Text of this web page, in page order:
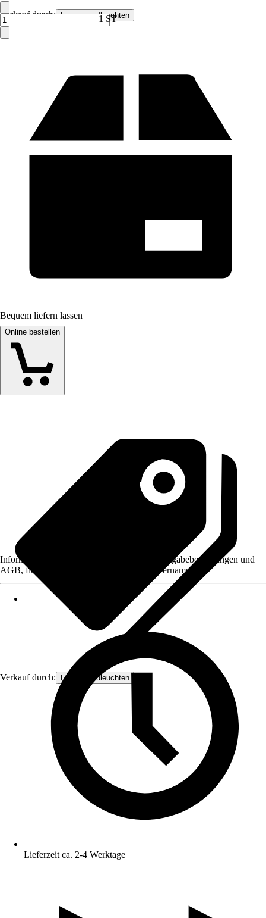
Verkauf durch: Lampenundleuchten
1 ST
Bequem liefern lassen
Online bestellen
Verkauf durch: Lampenundleuchten
Informationen des Verkäufers, wie z. B. Rückgabebedingungen und
AGB, finden Sie bei Klick auf den Verkäufernamen.
Lieferzeit ca. 2-4 Werktage